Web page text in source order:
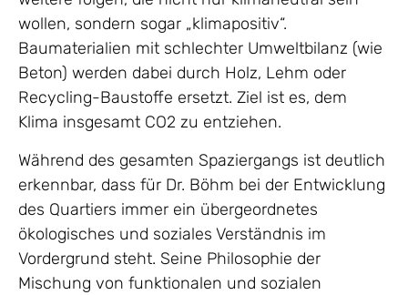
wollen, sondern sogar „klimapositiv“.
Baumaterialien mit schlechter Umweltbilanz (wie
Beton) werden dabei durch Holz, Lehm oder
Recycling-Baustoffe ersetzt. Ziel ist es, dem
Klima insgesamt CO2 zu entziehen.
Während des gesamten Spaziergangs ist deutlich
erkennbar, dass für Dr. Böhm bei der Entwicklung
des Quartiers immer ein übergeordnetes
ökologisches und soziales Verständnis im
Vordergrund steht. Seine Philosophie der
Mischung von funktionalen und sozialen